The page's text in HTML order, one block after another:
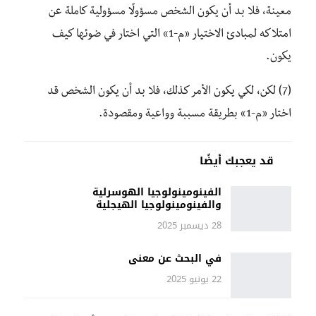
معينة، فلا بد أن يكون الشخص مسؤولًا مسؤولية كاملة عن
امتلاكه لمبادئ الاختيار «م-1» التي اختار في ضوئها كيف
يكون.
(7) لكن، لكي يكون الأمر كذلك، فلا بد أن يكون الشخص قد
اختار «م-1» بطريقة مسببة وواعية ومقصودة.
قد يعجبك أيضًا
الفينومينولوجيا الهوسرلية
والفينومينولوجيا الهيجلية
28 ديسمبر 2025
في البحث عن معنى
22 يونيو 2025